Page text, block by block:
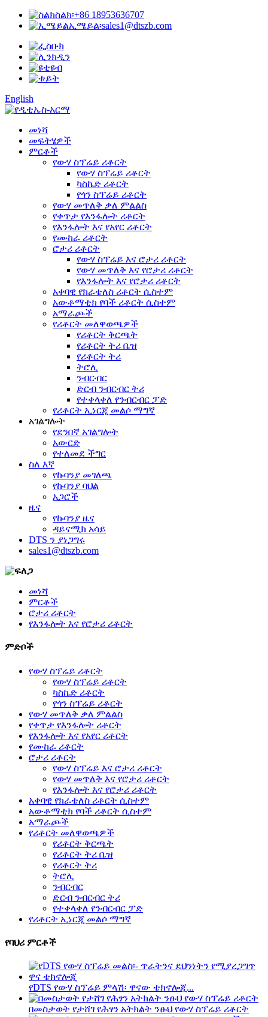
ስልክ፡+86 18953636707
ኢሜይል፡sales1@dtszb.com
English
መነሻ
መፍትሄዎች
ምርቶች
የውሃ ስፕሬይ ሪቶርት
የውሃ ስፕሬይ ሪቶርት
ካስኬድ ሪቶርት
የጎን ስፕሬይ ሪቶርት
የውሃ መጥለቅ ቃለ ምልልስ
የቀጥታ የእንፋሎት ሪቶርት
የእንፋሎት እና የአየር ሪቶርት
የሙከራ ሪቶርት
ሮታሪ ሪቶርት
የውሃ ስፕሬይ እና ሮታሪ ሪቶርት
የውሃ መጥለቅ እና የሮታሪ ሪቶርት
የእንፋሎት እና የሮታሪ ሪቶርት
አቀባዊ የክራቴለስ ሪቶርት ሲስተም
አውቶማቲክ የባች ሪቶርት ሲስተም
አማራጮች
የሪቶርት መለዋወጫዎች
የሪቶርት ቅርጫት
የሪቶርት ትሪ ቤዝ
የሪቶርት ትሪ
ትሮሊ
ንብርብር
ድርብ ንብርብር ትሪ
የተቀላቀለ የንብርብር ፓድ
የሪቶርት ኢነርጂ መልሶ ማግኛ
አገልግሎት
የደንበኛ አገልግሎት
አውርድ
የተለመደ ችግር
ስለ እኛ
የኩባንያ መገለጫ
የኩባንያ ባህል
አጋሮች
ዜና
የኩባንያ ዜና
ዳይናሚክ አሳይ
DTS ን ያነጋግሩ
sales1@dtszb.com
መነሻ
ምርቶች
ሮታሪ ሪቶርት
የእንፋሎት እና የሮታሪ ሪቶርት
ምድቦች
የውሃ ስፕሬይ ሪቶርት
የውሃ ስፕሬይ ሪቶርት
ካስኬድ ሪቶርት
የጎን ስፕሬይ ሪቶርት
የውሃ መጥለቅ ቃለ ምልልስ
የቀጥታ የእንፋሎት ሪቶርት
የእንፋሎት እና የአየር ሪቶርት
የሙከራ ሪቶርት
ሮታሪ ሪቶርት
የውሃ ስፕሬይ እና ሮታሪ ሪቶርት
የውሃ መጥለቅ እና የሮታሪ ሪቶርት
የእንፋሎት እና የሮታሪ ሪቶርት
አቀባዊ የክራቴለስ ሪቶርት ሲስተም
አውቶማቲክ የባች ሪቶርት ሲስተም
አማራጮች
የሪቶርት መለዋወጫዎች
የሪቶርት ቅርጫት
የሪቶርት ትሪ ቤዝ
የሪቶርት ትሪ
ትሮሊ
ንብርብር
ድርብ ንብርብር ትሪ
የተቀላቀለ የንብርብር ፓድ
የሪቶርት ኢነርጂ መልሶ ማግኛ
የባህሪ ምርቶች
የDTS የውሃ ስፕሬይ ምላሽ፡ ዋናው ቴክኖሎጂ...
በመስታወት የታሸገ የሕፃን አትክልት ንፁህ የውሃ ስፕሬይ ሪቶርት